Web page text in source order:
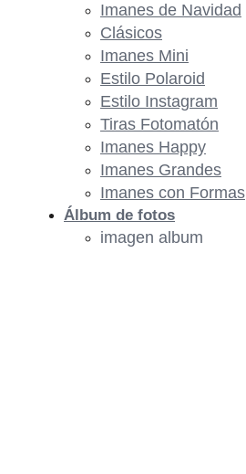
Imanes de Navidad
Clásicos
Imanes Mini
Estilo Polaroid
Estilo Instagram
Tiras Fotomatón
Imanes Happy
Imanes Grandes
Imanes con Formas
Álbum de fotos
imagen album